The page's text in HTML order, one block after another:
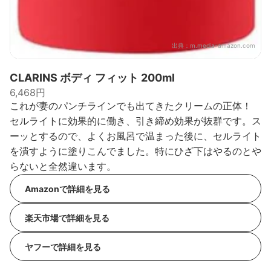
出典： m.media-amazon.com
CLARINS ボディ フィット 200ml
6,468円
これが妻のパンチラインでも出てきたクリームの正体！
セルライトに効果的に働き、引き締め効果が抜群です。ス
ーッとするので、よくお風呂で温まった後に、セルライト
を潰すように塗りこんでました。特にひざ下はやるのとや
らないと全然違います。
Amazonで詳細を見る
楽天市場で詳細を見る
ヤフーで詳細を見る